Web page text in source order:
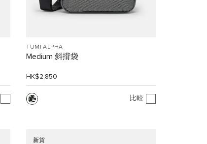
TUMI ALPHA
Medium 斜揹袋
HK$2,850
比較
新貨